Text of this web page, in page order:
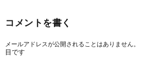
コメントを書く
メールアドレスが公開されることはありません。
目です